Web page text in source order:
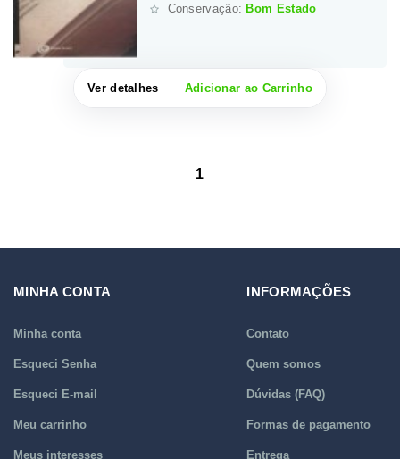
Conservação: Bom Estado
Ver detalhes Adicionar ao Carrinho
1
MINHA CONTA
Minha conta
Esqueci Senha
Esqueci E-mail
Meu carrinho
Meus interesses
INFORMAÇÕES
Contato
Quem somos
Dúvidas (FAQ)
Formas de pagamento
Entrega